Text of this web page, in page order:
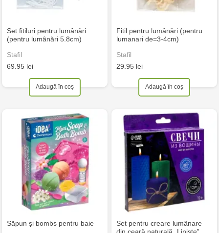
Set fitiluri pentru lumânări
(pentru lumânări 5.8cm)
Stafil
69.95 lei
Adaugă în coș
Fitil pentru lumânări (pentru
lumanari de=3-4cm)
Stafil
29.95 lei
Adaugă în coș
Săpun și bombs pentru baie
Set pentru creare lumânare